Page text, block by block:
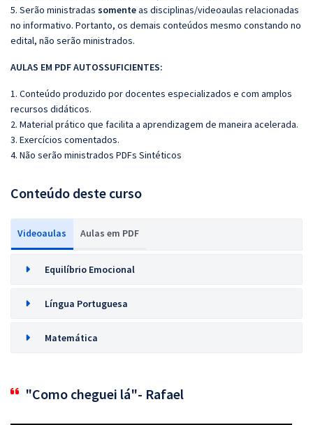
5. Serão ministradas somenteas disciplinas/videoaulas relacionadas
no informativo. Portanto, os demais conteúdos mesmo constando no
edital, não serão ministrados.
AULAS EM PDF AUTOSSUFICIENTES:
1. Conteúdo produzido por docentes especializados e com amplos
recursos didáticos.
2. Material prático que facilita a aprendizagem de maneira acelerada.
3. Exercícios comentados.
4. Não serão ministrados PDFs Sintéticos
Conteúdo deste curso
Videoaulas Aulas em PDF
Equilíbrio Emocional
Língua Portuguesa
Matemática
"Como cheguei lá"- Rafael